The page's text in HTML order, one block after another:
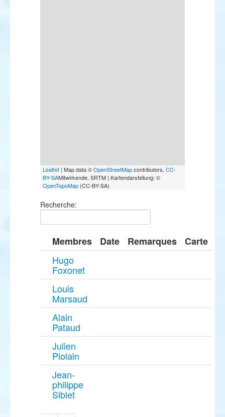
Leaflet | Map data ©OpenStreetMapcontributors, CC-
BY-SAMitwirkende, SRTM | Kartendarstellung: ©
OpenTopoMap (CC-BY-SA)
Recherche:
Membres Date Remarques
Carte
Hugo
Foxonet
Louis
Marsaud
Alain
Pataud
Julien
Piolain
Jean-
philippe
Siblet